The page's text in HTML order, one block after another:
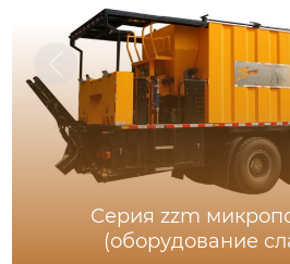
Серия zzm
(оборудование